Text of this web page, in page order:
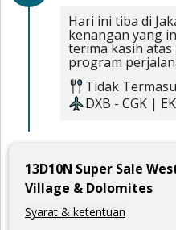
Hari ini tiba di
kenangan yang
terima kasih atas
program
Tidak
DXB - CGK |
13D10N Super Sale
Village & Dolomites
Syarat & ketentuan